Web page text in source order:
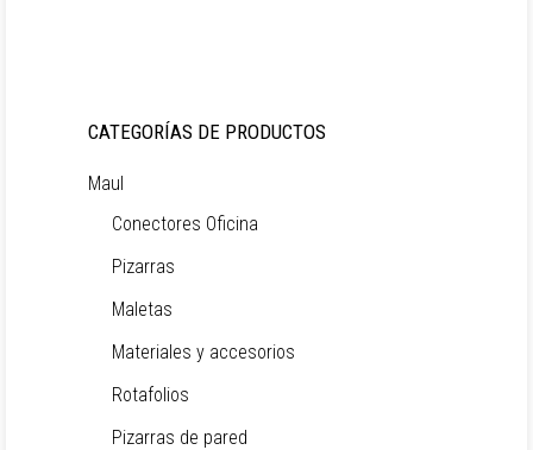
CATEGORÍAS DE PRODUCTOS
Maul
Conectores Oficina
Pizarras
Maletas
Materiales y accesorios
Rotafolios
Pizarras de pared